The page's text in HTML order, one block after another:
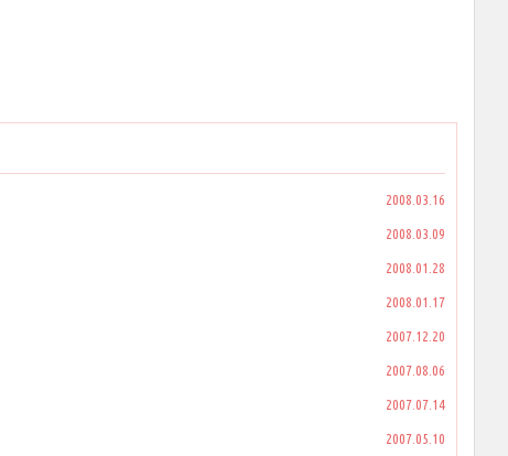
2008.03.16
2008.03.09
2008.01.28
2008.01.17
2007.12.20
2007.08.06
2007.07.14
2007.05.10